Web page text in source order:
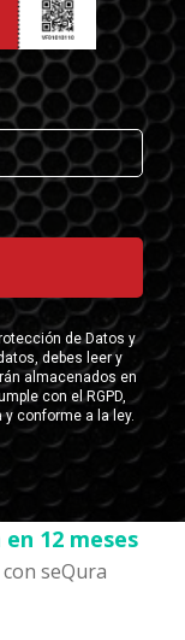
12 meses
seQura